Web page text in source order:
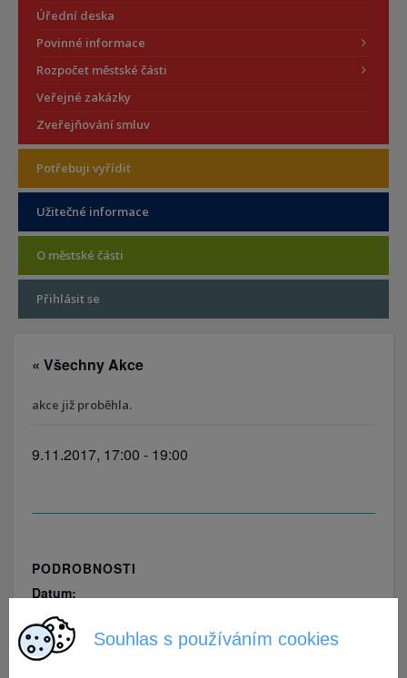
Souhlas s používáním cookies
Úřední deska
Povinné informace
Rozpočet městské části
Veřejné zakázky
Zveřejňování smluv
Potřebuji vyřídit
Užitečné informace
O městské části
Přihlásit se
« Všechny Akce
akce již proběhla.
9.11.2017, 17:00 - 19:00
PODROBNOSTI
Datum:
9.11.2017
Čas: